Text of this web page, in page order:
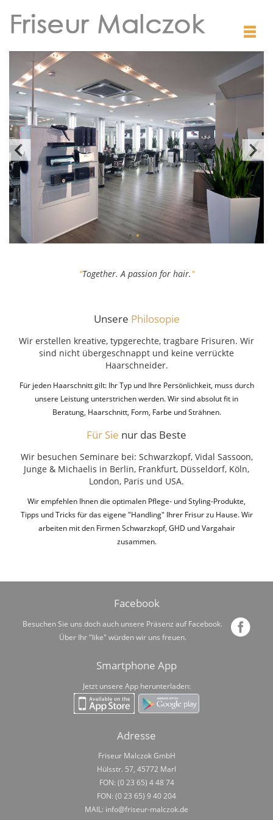
"Together. A passion for hair."
Unsere Philosopie
Wir erstellen kreative, typgerechte, tragbare Frisuren. Wir
sind nicht übergeschnappt und keine verrückte
Haarschneider.
Für jeden Haarschnitt gilt: Ihr Typ und Ihre Persönlichkeit, muss durch
unsere Leistung unterstrichen werden. Wir sind absolut fit in
Beratung, Haarschnitt, Form, Farbe und Strähnen.
Für Sie nur das Beste
Wir besuchen Seminare bei: Schwarzkopf, Vidal Sassoon,
Junge & Michaelis in Berlin, Frankfurt, Düsseldorf, Köln,
London, Paris und USA.
Wir empfehlen Ihnen die optimalen Pflege- und Styling-Produkte,
Tipps und Tricks für das eigene "Handling" Ihrer Frisur zu Hause. Wir
arbeiten mit den Firmen Schwarzkopf, GHD und Vargahair
zusammen.
Facebook
Besuchen Sie uns doch auch unsere Präsenz auf Facebook.
Über Ihr "like" würden wir uns freuen.
Smartphone App
Jetzt unsere App herunterladen:
Adresse
Friseur Malczok GmbH
Hülsstr. 57, 45772 Marl
FON: (0 23 65) 4 48 74
FON: (0 23 65) 9 40 204
MAIL: info@friseur-malczok.de